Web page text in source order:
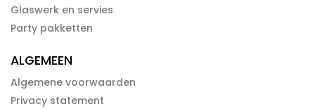
Glaswerk en servies
Party pakketten
ALGEMEEN
Algemene voorwaarden
Privacy statement